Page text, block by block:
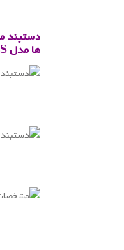
دستبند
ها مدل 131S